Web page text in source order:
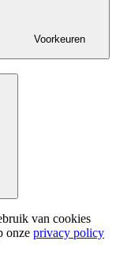
Voorkeuren
van cookies
onze privacy policy